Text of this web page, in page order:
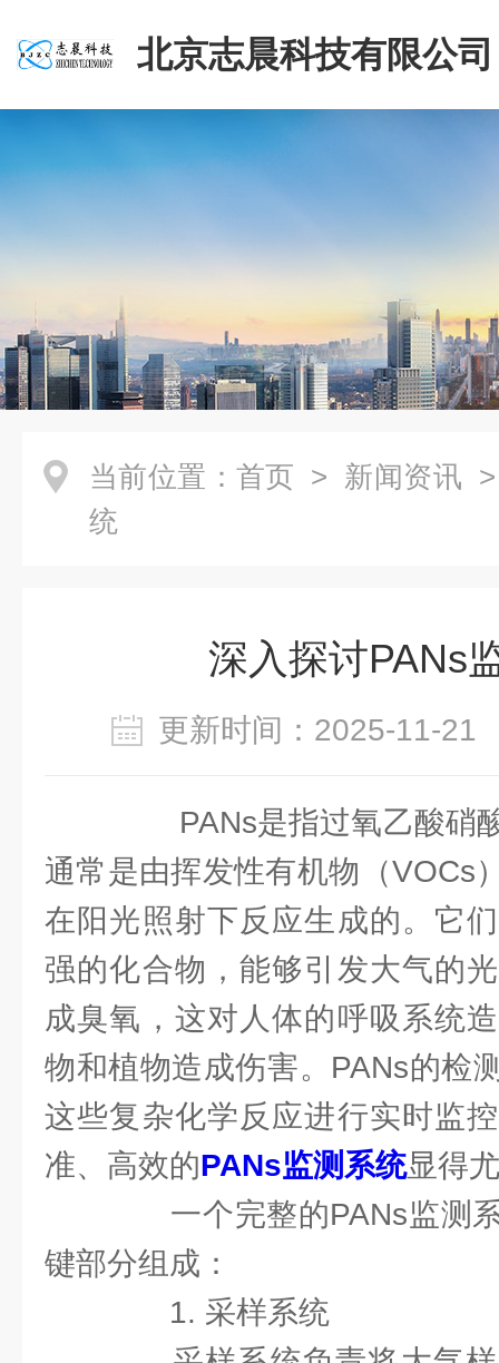
北京志晨科技有限公司
当前位置： 首页 > 新闻资讯
统
深入探讨PANs
更新时间：2025-11-
PANs是指过氧乙酸硝酸
通常是由挥发性有机物（VOCs
在阳光照射下反应生成的。它
强的化合物，能够引发大气的
成臭氧，这对人体的呼吸系统
物和植物造成伤害。PANs的检
这些复杂化学反应进行实时监
准、高效的PANs监测系统显得
一个完整的PANs监测系
键部分组成：
1. 采样系统